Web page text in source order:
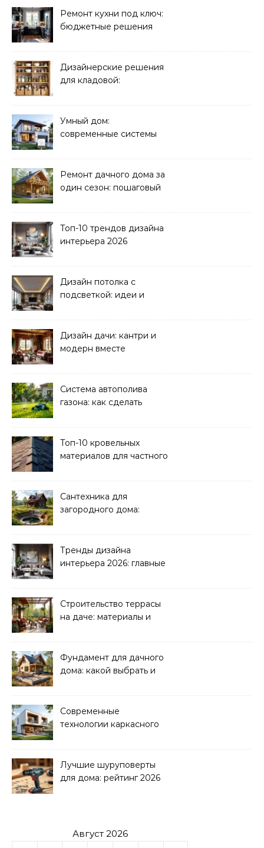
Ремонт кухни под ключ:
бюджетные решения
Дизайнерские решения
для кладовой:
Умный дом:
современные системы
Ремонт дачного дома за
один сезон: пошаговый
Топ-10 трендов дизайна
интерьера 2026
Дизайн потолка с
подсветкой: идеи и
Дизайн дачи: кантри и
модерн вместе
Система автополива
газона: как сделать
Топ-10 кровельных
материалов для частного
Сантехника для
загородного дома:
Тренды дизайна
интерьера 2026: главные
Строительство террасы
на даче: материалы и
Фундамент для дачного
дома: какой выбрать и
Современные
технологии каркасного
Лучшие шуруповерты
для дома: рейтинг 2026
Август 2026